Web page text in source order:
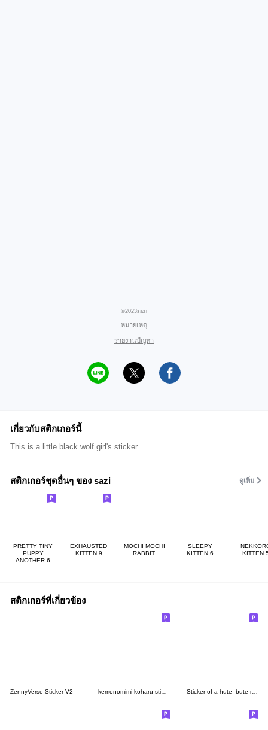
©2023sazi
หมายเหตุ
รายงานปัญหา
เกี่ยวกับสติกเกอร์นี้
This is a little black wolf girl's sticker.
สติกเกอร์ชุดอื่นๆ ของ sazi ดูเพิ่ม
PRETTY TINY
PUPPY
ANOTHER 6
EXHAUSTED
KITTEN 9
MOCHI MOCHI
RABBIT.
SLEEPY
KITTEN 6
KITTEN
สติกเกอร์ที่เกี่ยวข้อง
ZennyVerse Sticker V2 kemonomimi koharu sticker Sticker of a hute -bute rabbit